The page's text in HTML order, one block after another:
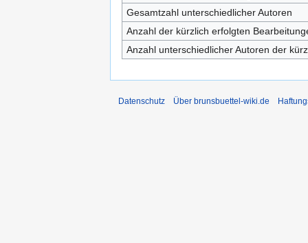
Gesamtzahl unterschiedlicher Autoren
Anzahl der kürzlich erfolgten
Anzahl unterschiedlicher Autoren der
Datenschutz Über brunsbuettel-wiki.de